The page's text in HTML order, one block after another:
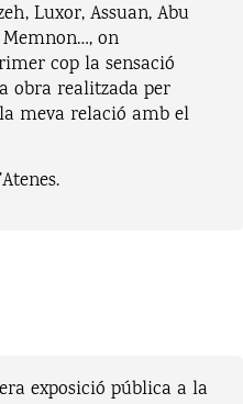
Luxor, Assuan, Abu
Memnon…, on
cop la sensació
obra realitzada per
meva relació amb el
exposició pública a la